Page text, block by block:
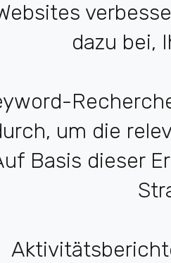
dazu bei,
um die
Basis dieser